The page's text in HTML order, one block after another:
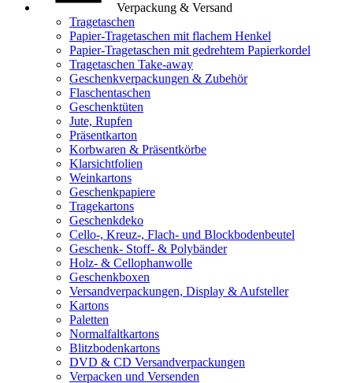
Verpackung & Versand
Tragetaschen
Papier-Tragetaschen mit flachem Henkel
Papier-Tragetaschen mit gedrehtem Papierkordel
Tragetaschen Take-away
Geschenkverpackungen & Zubehör
Flaschentaschen
Geschenktüten
Jute, Rupfen
Präsentkarton
Korbwaren & Präsentkörbe
Klarsichtfolien
Weinkartons
Geschenkpapiere
Tragekartons
Geschenkdeko
Cello-, Kreuz-, Flach- und Blockbodenbeutel
Geschenk- Stoff- & Polybänder
Holz- & Cellophanwolle
Geschenkboxen
Versandverpackungen, Display & Aufsteller
Kartons
Paletten
Normalfaltkartons
Blitzbodenkartons
DVD & CD Versandverpackungen
Verpacken und Versenden